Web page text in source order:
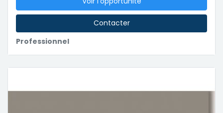
Professionnel
Contacter